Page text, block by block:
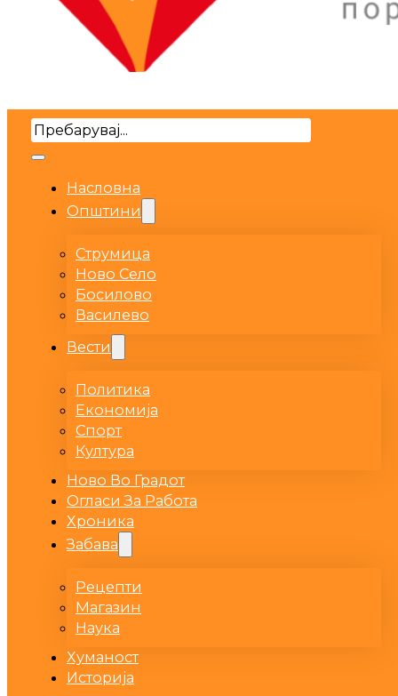
Search
Насловна
Општини
Струмица
Ново Село
Босилово
Василево
Вести
Политика
Економија
Спорт
Култура
Ново Во Градот
Огласи За Работа
Хроника
Забава
Рецепти
Магазин
Наука
Хуманост
Историја